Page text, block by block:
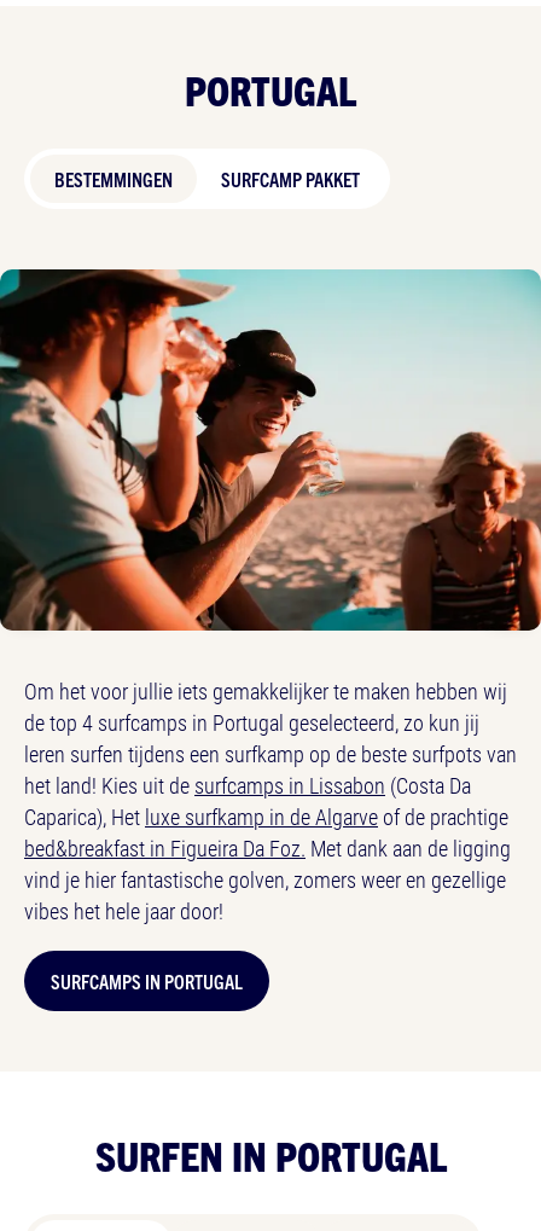
PORTUGAL
BESTEMMINGEN SURFCAMP PAKKET
Om het voor jullie iets gemakkelijker te maken hebben wij
de top 4 surfcamps in Portugal geselecteerd, zo kun jij
leren surfen tijdens een surfkamp op de beste surfpots van
het land! Kies uit de surfcamps in Lissabon (Costa Da
Caparica), Het luxe surfkamp in de Algarve of de prachtige
bed&breakfast in Figueira Da Foz. Met dank aan de ligging
vind je hier fantastische golven, zomers weer en gezellige
vibes het hele jaar door!
SURFCAMPS IN PORTUGAL
SURFEN IN PORTUGAL